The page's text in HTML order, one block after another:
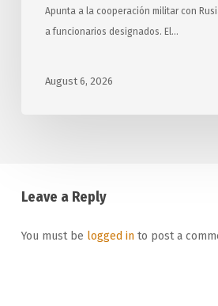
Apunta a la cooperación militar con
a funcionarios designados. El…
August 6, 2026
Leave a Reply
You must be logged into post a